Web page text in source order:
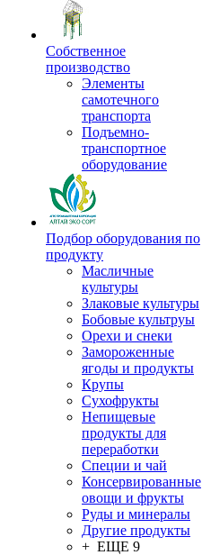
Собственное
производство
Элементы
самотечного
транспорта
Подъемно-
транспортное
оборудование
Подбор оборудования по
продукту
Масличные
культуры
Злаковые культуры
Бобовые культруы
Орехи и снеки
Замороженные
ягоды и продукты
Крупы
Сухофрукты
Непищевые
продукты для
переработки
Специи и чай
Консервированные
овощи и фрукты
Руды и минералы
Другие продукты
+ ЕЩЕ 9